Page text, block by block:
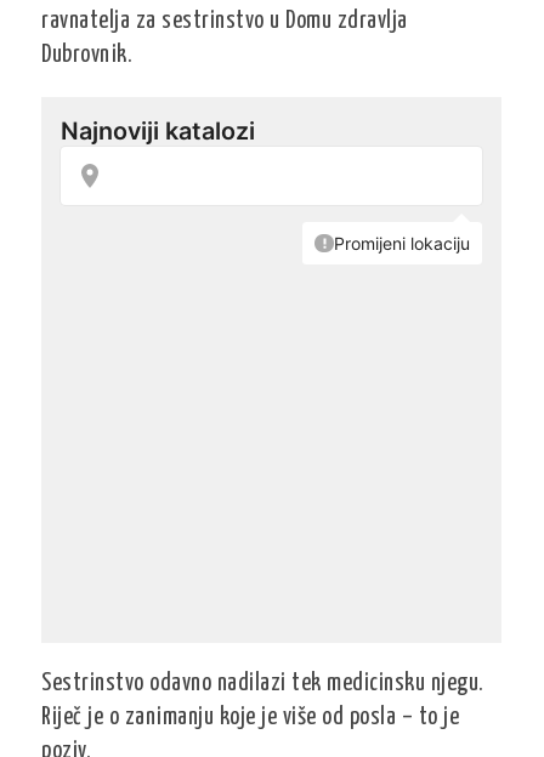
ravnatelja za sestrinstvo u Domu zdravlja
Dubrovnik.
Sestrinstvo odavno nadilazi tek medicinsku njegu.
Riječ je o zanimanju koje je više od posla – to je
poziv.